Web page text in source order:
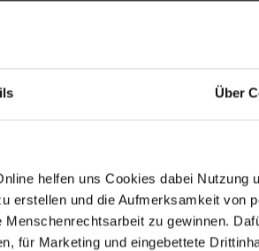
Über
helfen uns Cookies dabei Nutzung
erstellen und die Aufmerksamkeit von
zu gewinnen.
für Marketing und eingebettete